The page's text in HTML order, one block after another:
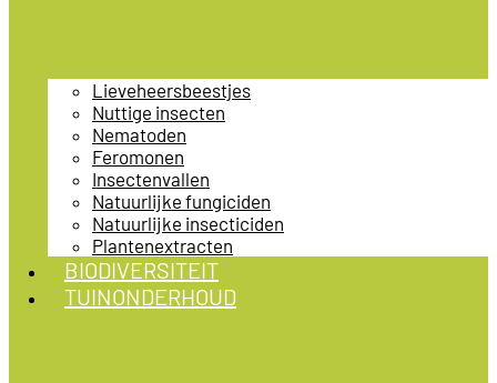
Lieveheersbeestjes
Nuttige insecten
Nematoden
Feromonen
Insectenvallen
Natuurlijke fungiciden
Natuurlijke insecticiden
Plantenextracten
BIODIVERSITEIT
TUINONDERHOUD